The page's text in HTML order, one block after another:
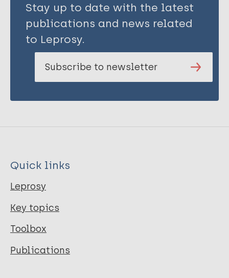
Stay up to date with the latest
publications and news related
to Leprosy.
Subscribe to newsletter
Quick links
Leprosy
Key topics
Toolbox
Publications